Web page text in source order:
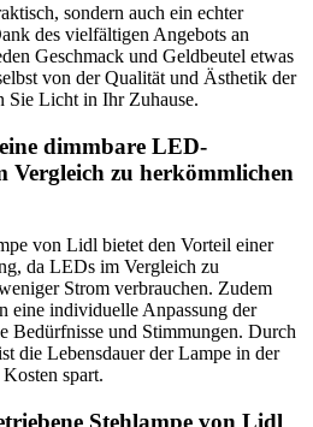
sondern auch ein echter
des vielfältigen Angebots an
Geschmack und Geldbeutel etwas
von der Qualität und Ästhetik der
Sie Licht in Ihr Zuhause.
dimmbare LED-
Vergleich zu herkömmlichen
von Lidl bietet den Vorteil einer
da LEDs im Vergleich zu
Strom verbrauchen. Zudem
eine individuelle Anpassung der
Bedürfnisse und Stimmungen. Durch
die Lebensdauer der Lampe in der
spart.
Stehlampe von Lidl